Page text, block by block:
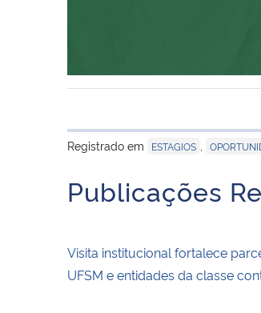
Registrado em
ESTAGIOS
Publicações
Visita institucional fortalece
UFSM e entidades da classe